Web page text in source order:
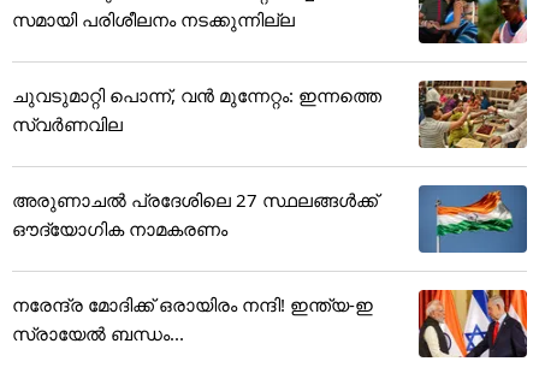
സമായി പരിശീലനം നടക്കുന്നില്ല
ചുവടുമാറ്റി പൊന്ന്, വന്‍ മുന്നേറ്റം: ഇന്നത്തെ
സ്വര്‍ണവില
അരുണാചൽ പ്രദേശിലെ 27 സ്ഥലങ്ങൾക്ക്
ഔദ്യോഗിക നാമകരണം
നരേന്ദ്ര മോദിക്ക് ഒരായിരം നന്ദി! ഇന്ത്യ-ഇ
സ്രായേല്‍ ബന്ധം...